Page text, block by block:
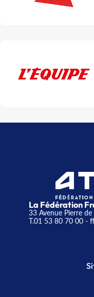
La Fédération
33 Avenue Pierre
T.01 53 80 70 00-